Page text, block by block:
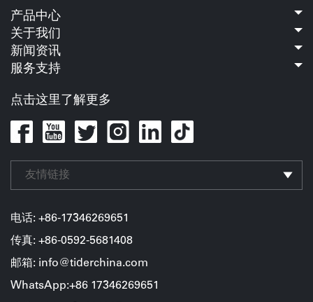
产品中心
关于我们
新闻资讯
服务支持
点击这里了解更多
友情链接
电话: +86-17346269651
传真: +86-0592-5681408
邮箱: info@tiderchina.com
WhatsApp:+86 17346269651